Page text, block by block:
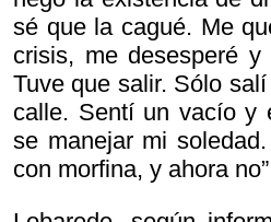
sé que la cagué. Me
crisis, me desesperé
Tuve que salir. Sólo
calle. Sentí un vacío y
se manejar mi
con morfina, y ahora